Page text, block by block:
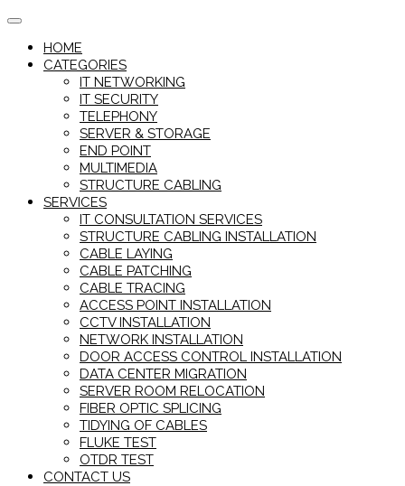
Skip
contentHOME
CATEGORIES
IT NETWORKING
IT SECURITY
TELEPHONY
SERVER & STORAGE
END POINT
MULTIMEDIA
STRUCTURE CABLING
SERVICES
IT CONSULTATION SERVICES
STRUCTURE CABLING INSTALLATION
CABLE LAYING
CABLE PATCHING
CABLE TRACING
ACCESS POINT INSTALLATION
CCTV INSTALLATION
NETWORK INSTALLATION
DOOR ACCESS CONTROL INSTALLATION
DATA CENTER MIGRATION
SERVER ROOM RELOCATION
FIBER OPTIC SPLICING
TIDYING OF CABLES
FLUKE TEST
OTDR TEST
CONTACT US